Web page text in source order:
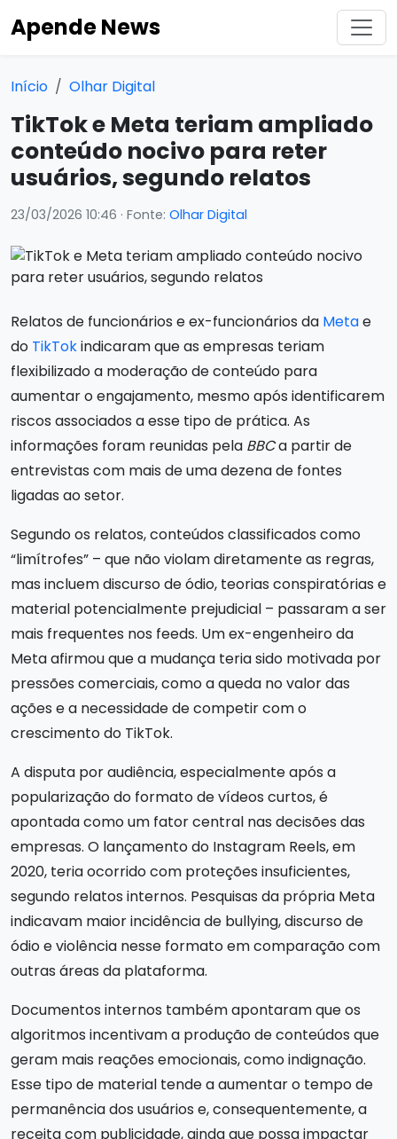
Apende News
Início Olhar Digital
TikTok e Meta teriam ampliado
conteúdo nocivo para reter
usuários, segundo relatos
23/03/2026 10:46 · Fonte: Olhar Digital
Relatos de funcionários e ex-funcionários da Metae
do TikTokindicaram que as empresas teriam
flexibilizado a moderação de conteúdo para
aumentar o engajamento, mesmo após identificarem
riscos associados a esse tipo de prática. As
informações foram reunidas pela BBCa partir de
entrevistas com mais de uma dezena de fontes
ligadas ao setor.
Segundo os relatos, conteúdos classificados como
“limítrofes” – que não violam diretamente as regras,
mas incluem discurso de ódio, teorias conspiratórias e
material potencialmente prejudicial – passaram a ser
mais frequentes nos feeds. Um ex-engenheiro da
Meta afirmou que a mudança teria sido motivada por
pressões comerciais, como a queda no valor das
ações e a necessidade de competir com o
crescimento do TikTok.
A disputa por audiência, especialmente após a
popularização do formato de vídeos curtos, é
apontada como um fator central nas decisões das
empresas. O lançamento do Instagram Reels, em
2020, teria ocorrido com proteções insuficientes,
segundo relatos internos. Pesquisas da própria Meta
indicavam maior incidência de bullying, discurso de
ódio e violência nesse formato em comparação com
outras áreas da plataforma.
Documentos internos também apontaram que os
algoritmos incentivam a produção de conteúdos que
geram mais reações emocionais, como indignação.
Esse tipo de material tende a aumentar o tempo de
permanência dos usuários e, consequentemente, a
receita com publicidade, ainda que possa impactar